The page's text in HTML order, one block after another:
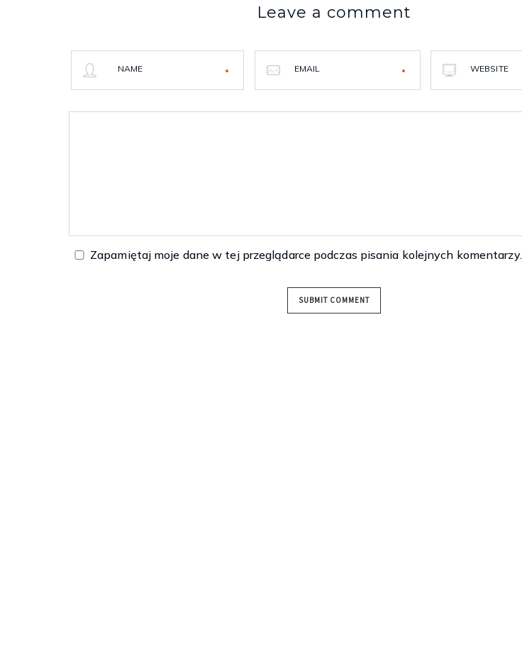
Leave a comment
NAME EMAIL WEBSITE
Zapamiętaj moje dane w tej przeglądarce podczas pisania kolejnych komentarzy.